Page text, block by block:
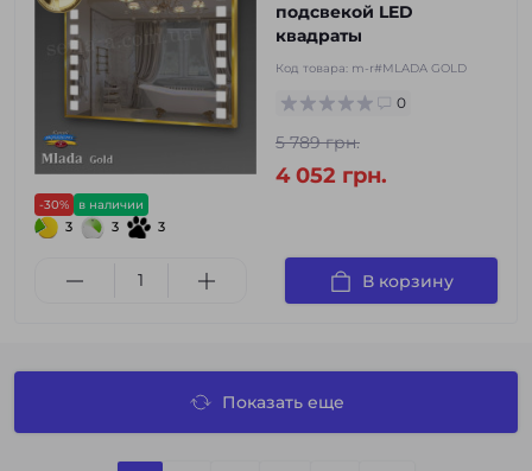
-30% в наличии
3 3 3
подсвекой LED
квадраты
Код товара: m-r#MLADA GOLD
0
5 789 грн.
4 052 грн.
В корзину
Показать еще